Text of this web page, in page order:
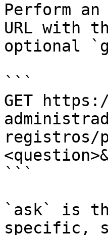
Perform
URL with
optional
```
GET
registros/
```
`ask` is
specific,